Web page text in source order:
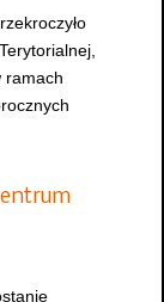
ramach